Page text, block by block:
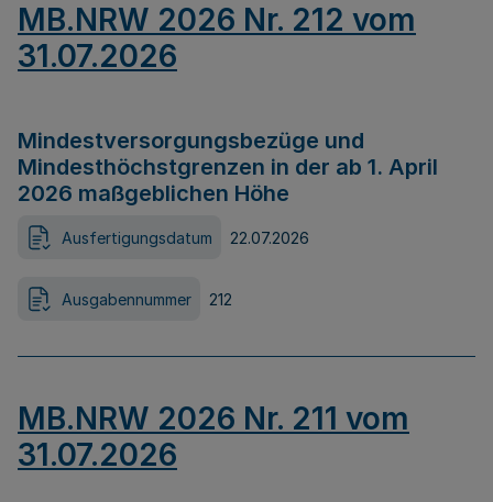
MB.NRW 2026 Nr. 212 vom
31.07.2026
Mindestversorgungsbezüge und
Mindesthöchstgrenzen in der ab 1. April
2026 maßgeblichen Höhe
Ausfertigungsdatum 22.07.2026
Ausgabennummer 212
MB.NRW 2026 Nr. 211 vom
31.07.2026